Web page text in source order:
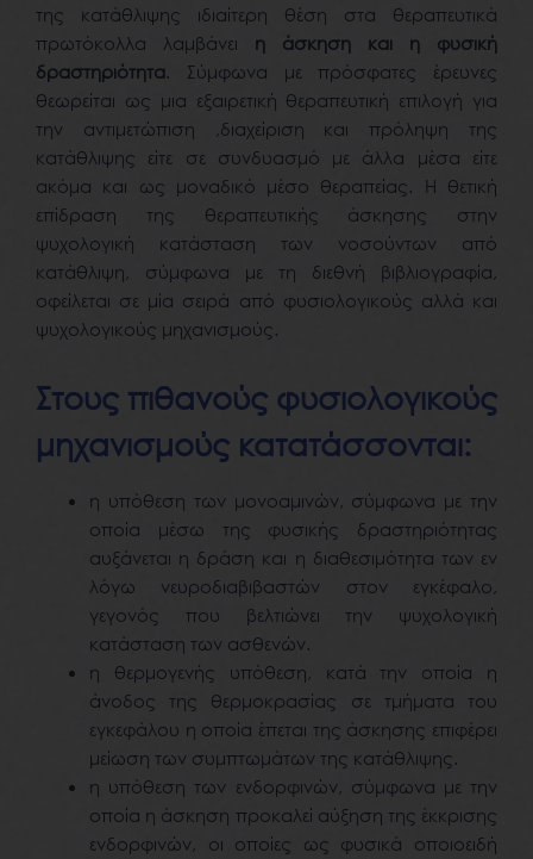
της κατάθλιψης ιδιαίτερη θέση στα θεραπευτικά
πρωτόκολλα λαμβάνει η άσκηση και η φυσική
δραστηριότητα. Σύμφωνα με πρόσφατες έρευνες
θεωρείται ως μια εξαιρετική θεραπευτική επιλογή για
την αντιμετώπιση ,διαχείριση και πρόληψη της
κατάθλιψης είτε σε συνδυασμό με άλλα μέσα είτε
ακόμα και ως μοναδικό μέσο θεραπείας. Η θετική
επίδραση της θεραπευτικής άσκησης στην
ψυχολογική κατάσταση των νοσούντων από
κατάθλιψη, σύμφωνα με τη διεθνή βιβλιογραφία,
οφείλεται σε μία σειρά από φυσιολογικούς αλλά και
ψυχολογικούς μηχανισμούς.
Στους πιθανούς φυσιολογικούς
μηχανισμούς κατατάσσονται:
η υπόθεση των μονοαμινών, σύμφωνα με την
οποία μέσω της φυσικής δραστηριότητας
αυξάνεται η δράση και η διαθεσιμότητα των εν
λόγω νευροδιαβιβαστών στον εγκέφαλο,
γεγονός που βελτιώνει την ψυχολογική
κατάσταση των ασθενών.
η θερμογενής υπόθεση, κατά την οποία η
άνοδος της θερμοκρασίας σε τμήματα του
εγκεφάλου η οποία έπεται της άσκησης επιφέρει
μείωση των συμπτωμάτων της κατάθλιψης.
η υπόθεση των ενδορφινών, σύμφωνα με την
οποία η άσκηση προκαλεί αύξηση της έκκρισης
ενδορφινών, οι οποίες ως φυσικά οποιοειδή